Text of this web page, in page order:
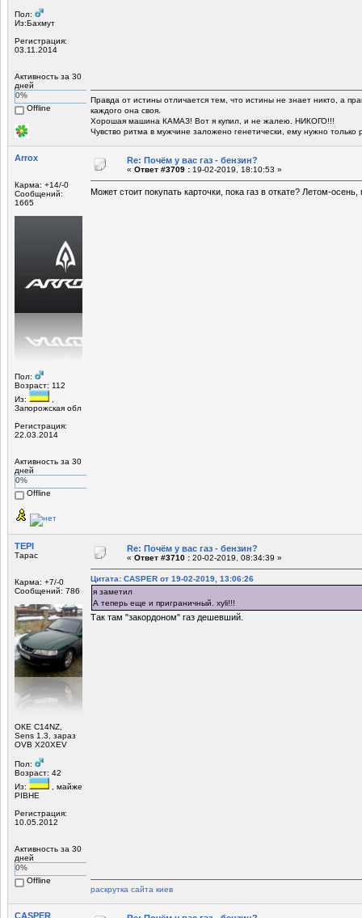
Пол:
Из:Бахмут
Регистрация:
03.11.2014
Активность за 30
дней
0%
Offline
Правда от истины отличается тем, что истины не знает никто, а
каждого она своя.
Хорошая машина КАМАЗ! Вот я купил, и не жалею. НИКОГО!!!
Чувство ритма в мужчине заложено генетически, ему нужно
Arrox
Карма: +14/-0
Сообщений:
1665
Пол:
Возраст: 112
Из:
Запорожская обл
Регистрация:
22.03.2014
Активность за 30
дней
0%
Offline
Re: Почём у вас газ - бензин?
« Ответ #3709 : 19-02-2019, 18:10:53 »
Может стоит покупать карточки, пока газ в откате? Летом-осень,
ТЕРІ
Тарас
Карма: +7/-0
Сообщений: 786
ОКЕ С14NZ,
Sens 1.3, зараз
ОVB X20XEV
Пол:
Возраст: 42
Из:
, майже
РІВНЕ
Регистрация:
10.05.2012
Активность за 30
дней
0%
Offline
Re: Почём у вас газ - бензин?
« Ответ #3710 : 20-02-2019, 08:34:39 »
Цитата: CASPER от 19-02-2019, 13:06:26
я заметил
А теперь еще и приграничный. xyli!!!
Так там "закордоном" газ дешевший.
раскрутка сайта киев
CASPER